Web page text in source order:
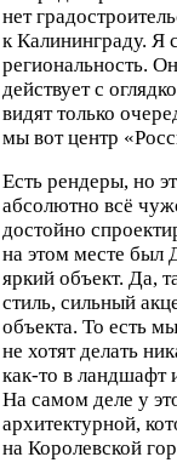
нет
к Калининграду. Я
региональность.
действует с
видят только
мы вот центр
Есть рендеры, но
абсолютно всё
достойно
на этом месте был
яркий объект. Да,
стиль, сильный
объекта. То есть
не хотят делать
как-то в ландшафт
На самом деле у
архитектурной,
на Королевской